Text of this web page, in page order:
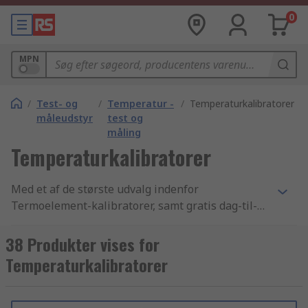
0
MPN
/ Test- og
måleudstyr
/ Temperatur -
test og
måling
/ Temperaturkalibratorer
Temperaturkalibratorer
Med et af de største udvalg indenfor
Termoelement-kalibratorer, samt gratis dag-til-
artikler og komponenter, for ikke at nævne en
betryggende forpligtigelse til kvalitet, er det intet
under at kunder fra mere end 160 lande i hele
hjemmeside kan du sortere resultaterne af din
38 Produkter vises for
Temperaturkalibratorer